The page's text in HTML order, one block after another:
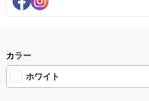
カラー
ホワイト